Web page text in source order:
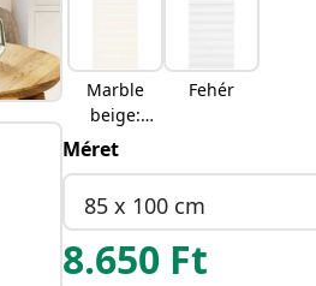
Marble
beige:
Márvány
Fehér
Méret
85 x 100 cm
8.650 Ft